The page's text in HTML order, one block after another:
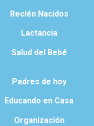
Recién Nacidos
Lactancia
Salud del Bebé
Padres de hoy
Educando en Casa
Organización